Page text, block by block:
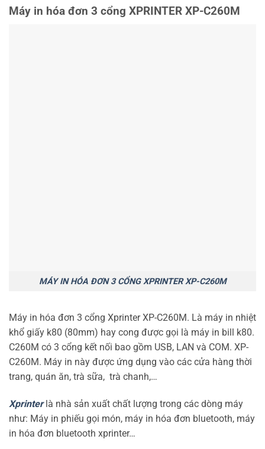
Máy in hóa đơn 3 cổng XPRINTER XP-C260M
MÁY IN HÓA ĐƠN 3 CỔNG XPRINTER XP-C260M
Máy in hóa đơn 3 cổng Xprinter XP-C260M. Là máy in nhiệt
khổ giấy k80 (80mm) hay cong được gọi là máy in bill k80.
C260M có 3 cổng kết nối bao gồm USB, LAN và COM. XP-
C260M. Máy in này được ứng dụng vào các cửa hàng thời
trang, quán ăn, trà sữa, trà chanh,…
Xprinterlà nhà sản xuất chất lượng trong các dòng máy
như: Máy in phiếu gọi món, máy in hóa đơn bluetooth, máy
in hóa đơn bluetooth xprinter…